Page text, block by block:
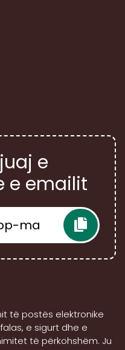
e
e emailit
të postës elektronike
e sigurt dhe e
të përkohshëm. Ju